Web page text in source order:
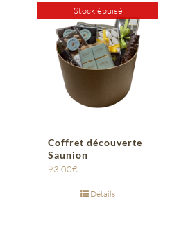
Stock épuisé
Coffret découverte
Saunion
93,00€
Détails